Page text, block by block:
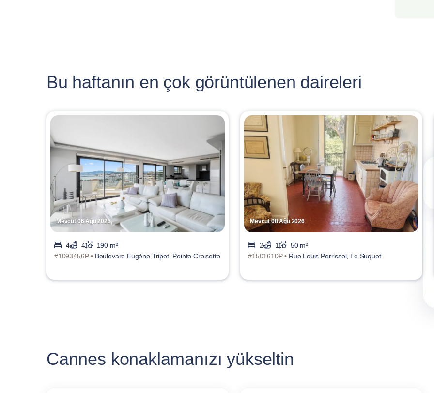
Bu haftanın en çok görüntülenen daireleri
Mevcut 06 Ağu 2026
4 4
190 m²
#1093456P • Boulevard Eugène Tripet, Pointe Croisette
Mevcut 08 Ağu 2026
2 1
50 m²
#1501610P • Rue Louis Perrissol, Le Suquet
Cannes konaklamanızı yükseltin